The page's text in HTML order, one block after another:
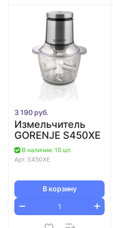
3 190 руб.
Измельчитель
GORENJE S450XE
В наличии: 10 шт.
Арт. S450XE
В корзину